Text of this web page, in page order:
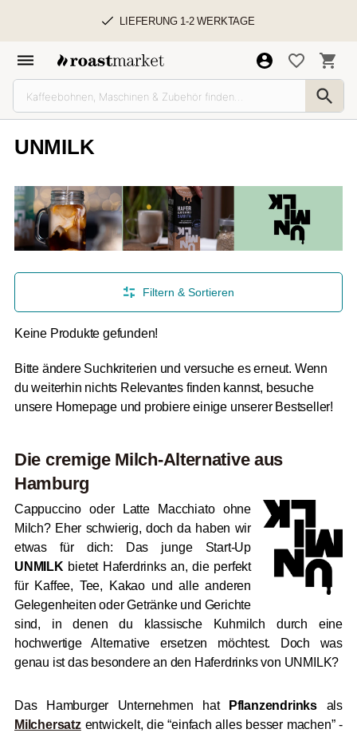
LIEFERUNG 1-2 WERKTAGE
UNMILK
Filtern & Sortieren
Keine Produkte gefunden!
Bitte ändere Suchkriterien und versuche es erneut. Wenn
du weiterhin nichts Relevantes finden kannst, besuche
unsere Homepage und probiere einige unserer Bestseller!
Die cremige Milch-Alternative aus
Hamburg
Cappuccino oder Latte Macchiato ohne
Milch? Eher schwierig, doch da haben wir
etwas für dich: Das junge Start-Up
UNMILK bietet Haferdrinks an, die perfekt
für Kaffee, Tee, Kakao und alle anderen
Gelegenheiten oder Getränke und Gerichte
sind, in denen du klassische Kuhmilch durch eine
hochwertige Alternative ersetzen möchtest. Doch was
genau ist das besondere an den Haferdrinks von UNMILK?
Das Hamburger Unternehmen hat Pflanzendrinks als
Milchersatzentwickelt, die “einfach alles besser machen” -